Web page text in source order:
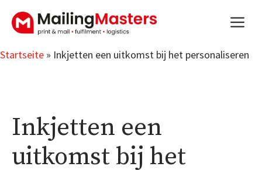
Inhalt
Startseite » Inkjetten een uitkomst bij het personaliseren
Inkjetten een
uitkomst bij het